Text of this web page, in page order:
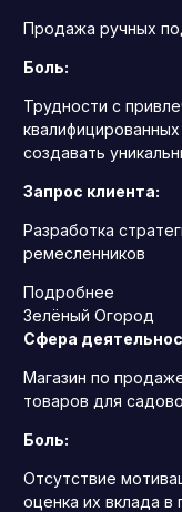
Продажа ручных
Боль:
Трудности с
создавать
Запрос клиента:
Разработка
ремесленников
Подробнее
Зелёный Огород
Сфера
Магазин по
товаров для
Боль:
Отсутствие
оценка их вклада